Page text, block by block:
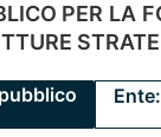
PER LA